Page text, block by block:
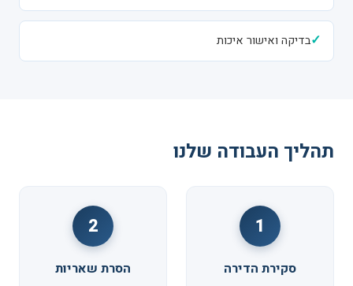
✓בדיקה ואישור איכות
תהליך העבודה שלנו
1
סקירת הדירה
2
הסרת שאריות